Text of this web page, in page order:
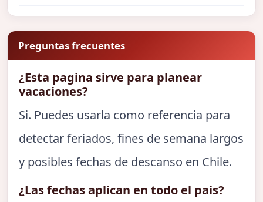
Preguntas frecuentes
¿Esta pagina sirve para planear
vacaciones?
Si. Puedes usarla como referencia para
detectar feriados, fines de semana largos
y posibles fechas de descanso en Chile.
¿Las fechas aplican en todo el pais?